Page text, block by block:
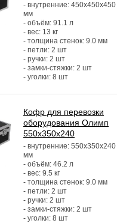
- внутренние: 450х450х450
мм
- объём: 91.1 л
- вес: 13 кг
- толщина стенок: 9.0 мм
- петли: 2 шт
- ручки: 2 шт
- замки-стяжки: 2 шт
- уголки: 8 шт
Кофр для перевозки
оборудования Олимп
550х350х240
- внутренние: 550х350х240
мм
- объём: 46.2 л
- вес: 9.5 кг
- толщина стенок: 9.0 мм
- петли: 2 шт
- ручки: 2 шт
- замки-стяжки: 2 шт
- уголки: 8 шт